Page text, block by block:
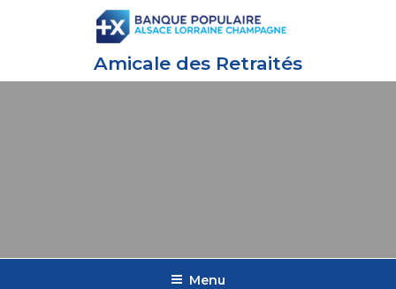
Amicale des Retraités
Menu